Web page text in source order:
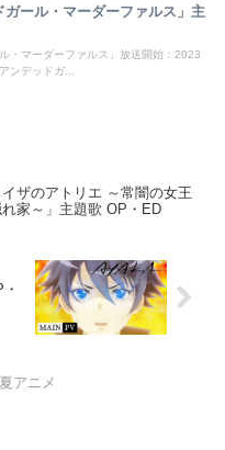
ガール・マーダーファルス」主
・マーダーファルス」放送開始：2023
ンデッドガ...
ザのアトリエ ～常闇の女王
家～」主題歌 OP・ED
アニメ